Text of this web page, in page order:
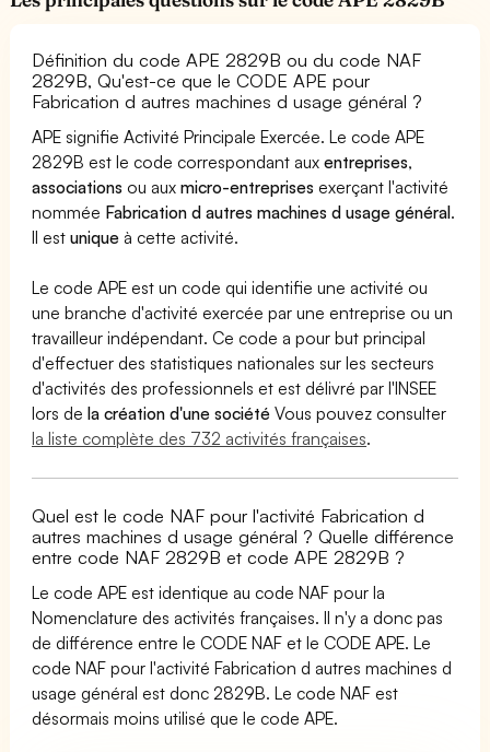
Définition du code APE 2829B ou du code NAF
2829B, Qu'est-ce que le CODE APE pour
Fabrication d autres machines d usage général ?
APE signifie Activité Principale Exercée. Le code APE
2829B est le code correspondant auxentreprises,
associations ou auxmicro-entreprises exerçant l'activité
nommée Fabrication d autres machines d usage général.
Il estunique à cette activité.
Le code APE est un code qui identifie une activité ou
une branche d'activité exercée par une entreprise ou un
travailleur indépendant. Ce code a pour but principal
d'effectuer des statistiques nationales sur les secteurs
d'activités des professionnels et est délivré par l'INSEE
lors dela création d'une société Vous pouvez consulter
la liste complète des 732 activités françaises.
Quel est le code NAF pour l'activité Fabrication d
autres machines d usage général ? Quelle différence
entre code NAF 2829B et code APE 2829B ?
Le code APE est identique au code NAF pour la
Nomenclature des activités françaises. Il n'y a donc pas
de différence entre le CODE NAF et le CODE APE. Le
code NAF pour l'activité Fabrication d autres machines d
usage général est donc 2829B. Le code NAF est
désormais moins utilisé que le code APE.